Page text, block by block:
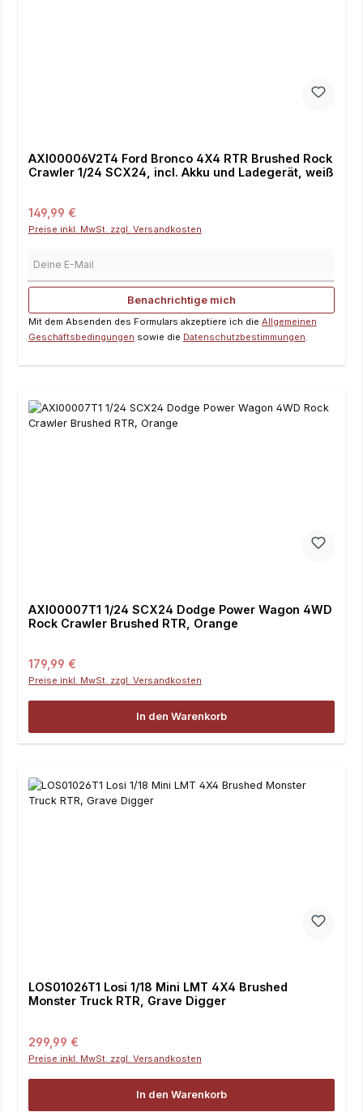
AXI00006V2T4 Ford Bronco 4X4 RTR Brushed Rock
Crawler 1/24 SCX24, incl. Akku und Ladegerät, weiß
Regulärer Preis:
149,99 €
Preise inkl. MwSt. zzgl. Versandkosten
Benachrichtige mich
Mit dem Absenden des Formulars akzeptiere ich die Allgemeinen
Geschäftsbedingungen sowie die Datenschutzbestimmungen.
AXI00007T1 1/24 SCX24 Dodge Power Wagon 4WD
Rock Crawler Brushed RTR, Orange
Regulärer Preis:
179,99 €
Preise inkl. MwSt. zzgl. Versandkosten
In den Warenkorb
LOS01026T1 Losi 1/18 Mini LMT 4X4 Brushed
Monster Truck RTR, Grave Digger
Regulärer Preis:
299,99 €
Preise inkl. MwSt. zzgl. Versandkosten
In den Warenkorb